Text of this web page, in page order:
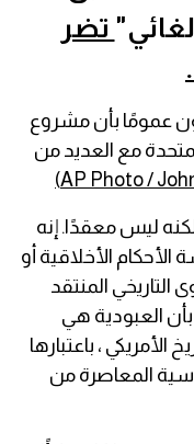
تضر
عمومًا بأن مشروع
AP Photo /
ليس معقدًا. إنه
الأخلاقية أو
التاريخي المنتقد
، الذي يجادل بأن العبودية هي
الأمريكي ، باعتبارها
المعاصرة من